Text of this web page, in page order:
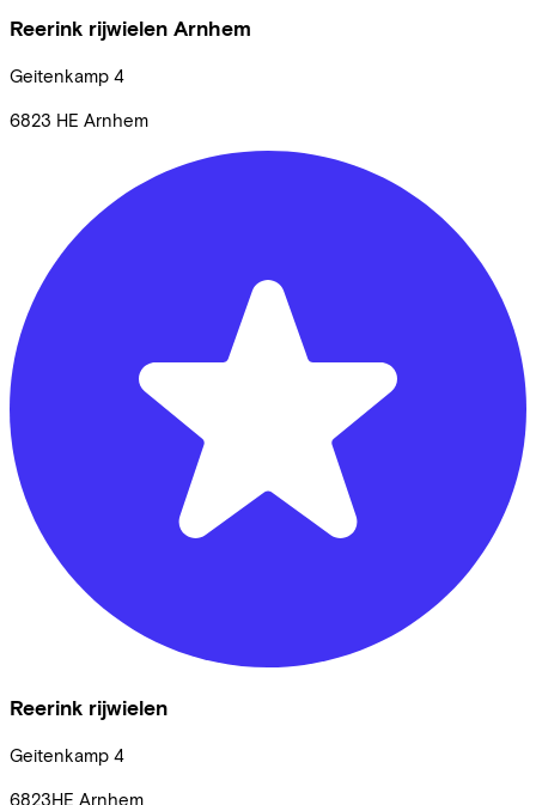
Reerink rijwielen Arnhem
Geitenkamp 4
6823 HE Arnhem
Reerink rijwielen
Geitenkamp 4
6823HE Arnhem